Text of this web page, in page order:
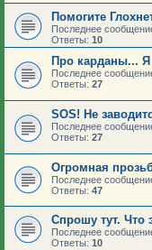
Помогите
Последнее
Ответы: 10
Про карданы...
Последнее
Ответы: 27
SOS! Не
Последнее
Ответы: 27
Огромная
Последнее
Ответы: 47
Спрошу тут. Что
Последнее
Ответы: 10